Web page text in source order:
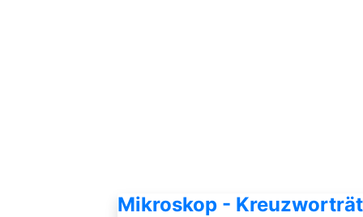
Mikroskop -